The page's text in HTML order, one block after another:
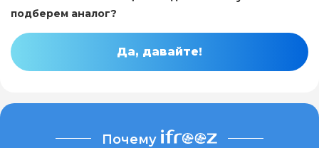
подберем аналог?
Да, давайте!
Почему